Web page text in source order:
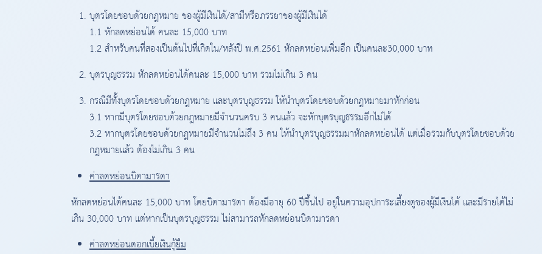
บุตรโดยชอบด้วยกฎหมาย ของผู้มีเงินได้/สามีหรือภรรยาของผู้มีเงินได้
1.1 หักลดหย่อนได้ คนละ 15,000 บาท
1.2 สำหรับคนที่สองเป็นต้นไปที่เกิดใน/หลังปี พ.ศ.2561 หักลดหย่อนเพิ่มอีก เป็นคนละ30,000 บาท
บุตรบุญธรรม หักลดหย่อนได้คนละ 15,000 บาท รวมไม่เกิน 3 คน
กรณีมีทั้งบุตรโดยชอบด้วยกฎหมาย และบุตรบุญธรรม ให้นำบุตรโดยชอบด้วยกฎหมายมาหักก่อน
3.1 หากมีบุตรโดยชอบด้วยกฎหมายมีจำนวนครบ 3 คนแล้ว จะหักบุตรบุญธรรมอีกไม่ได้
3.2 หากบุตรโดยชอบด้วยกฎหมายมีจำนวนไม่ถึง 3 คน ให้นำบุตรบุญธรรมมาหักลดหย่อนได้ แต่เมื่อรวมกับบุตรโดยชอบด้วย
กฎหมายแล้ว ต้องไม่เกิน 3 คน
ค่าลดหย่อนบิดามารดา
หักลดหย่อนได้คนละ 15,000 บาท โดยบิดามารดา ต้องมีอายุ 60 ปีขึ้นไป อยู่ในความอุปการะเลี้ยงดูของผู้มีเงินได้ และมีรายได้ไม่
เกิน 30,000 บาท แต่หากเป็นบุตรบุญธรรม ไม่สามารถหักลดหย่อนบิดามารดา
ค่าลดหย่อนดอกเบี้ยเงินกู้ยืม